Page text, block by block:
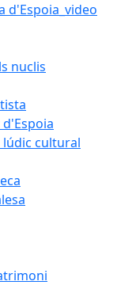
d'Espoia_video
nuclis
lúdic cultural